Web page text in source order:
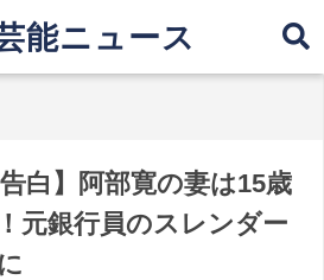
能ニュース
白】阿部寛の妻は15歳
元銀行員のスレンダー